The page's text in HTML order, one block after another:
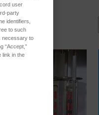
user
party
identifiers,
to such
necessary to
“Accept,”
link in the